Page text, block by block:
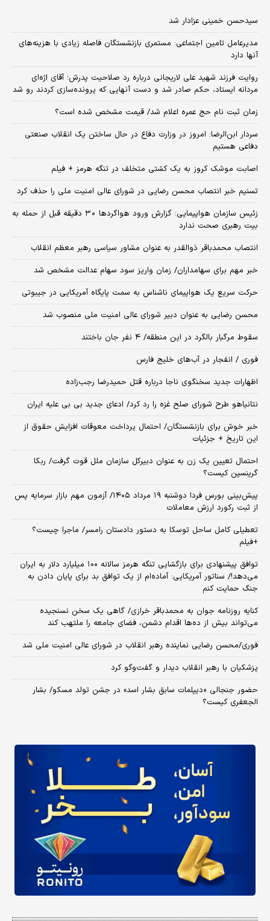
سیدحسن خمینی عزادار شد
مدیرعامل تامین اجتماعی: مستمری بازنشستگان فاصله زیادی با هزینه‌های
آنها دارد
روایت فرزند شهید علی لاریجانی درباره رد صلاحیت پدرش؛ آقای اژه‌ای
مردانه ایستاد، حکم صادر شد و دست آنهایی که پرونده‌سازی کردند رو شد
زمان ثبت‌ نام حج عمره اعلام شد/ قیمت مشخص شده است؟
سردار ابن‌الرضا: امروز در وزارت دفاع در حال ساختن یک انقلاب صنعتی
دفاعی هستیم
اصابت موشک کروز به یک کشتی متخلف در تنگه هرمز + فیلم
تسنیم خبر انتصاب محسن رضایی در شورای عالی امنیت ملی را حذف کرد
زئیس سازمان هواپیمایی: گزارش ورود هواگردها ٣٠ دقیقه قبل از حمله به
بیت رهبری صحت ندارد
انتصاب محمدباقر ذوالقدر به عنوان مشاور سیاسی رهبر معظم انقلاب
خبر مهم برای سهامداران/ زمان واریز سود سهام عدالت مشخص شد
حرکت سریع یک هواپیمای ناشناس به سمت پایگاه آمریکایی در جیبوتی
محسن رضایی به عنوان دبیر شورای عالی امنیت ملی منصوب شد
سقوط مرگبار بالگرد در این منطقه/ ۴ نفر جان باختند
فوری / انفجار در آب‌های خلیج فارس
اظهارات جدید سخنگوی ناجا درباره قتل حمیدرضا رجب‌زاده
نتانیاهو طرح شورای صلح غزه را رد کرد/ ادعای جدید بی بی علیه ایران
خبر خوش برای بازنشستگان/ احتمال پرداخت معوقات افزایش حقوق از
این تاریخ + جزئیات
احتمال تعیین یک زن به عنوان دبیرکل سازمان ملل قوت گرفت/ ربکا
گرینسپن کیست؟
​پیش‌بینی بورس فردا دوشنبه ۱۹ مرداد ۱۴۰۵/ آزمون مهم بازار سرمایه پس
از ثبت رکورد ارزش معاملات
تعطیلی کامل ساحل توسکا به دستور دادستان رامسر/ ماجرا چیست؟
+فیلم
توافق پیشنهادی برای بازگشایی تنگه هرمز سالانه ۱۰۰ میلیارد دلار به ایران
می‌دهد!/ سناتور آمریکایی: آماده‌ام از یک توافق بد برای پایان دادن به
جنگ حمایت کنم
کنایه روزنامه جوان به محمدباقر خرازی/ گاهی یک سخن نسنجیده
می‌تواند بیش از ده‌ها اقدام دشمن، فضای جامعه را ملتهب کند
فوری/محسن رضایی نماینده رهبر انقلاب در شورای عالی امنیت ملی شد
پزشکیان با رهبر انقلاب دیدار و گفت‌وگو کرد
حضور جنجالی «دیپلمات سابق بشار اسد» در جشن تولد مسکو/ بشار
الجعفری کیست؟